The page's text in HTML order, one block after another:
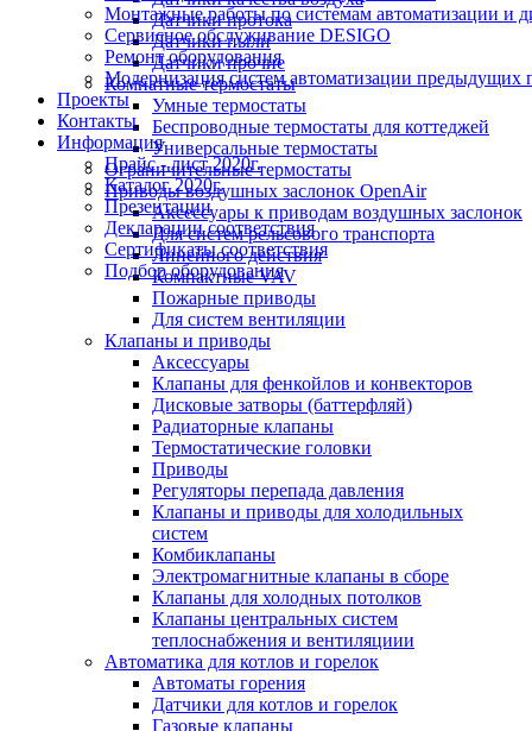
Монтажные работы по системам автоматизации и
Сервисное обслуживание DESIGO
Ремонт оборудования
Модернизация систем автоматизации
Проекты
Контакты
Информация
Прайс - лист 2020г.
Каталог 2020г.
Презентации
Декларации соответствия
Сертификаты соответствия
Подбор оборудования
Датчики протока
Датчики пыли
Датчики прочие
Комнатные термостаты
Умные термостаты
Беспроводные термостаты для коттеджей
Универсальные термостаты
Ограничительные термостаты
Приводы воздушных заслонок OpenAir
Аксессуары к приводам воздушных заслонок
Для систем рельсового транспорта
Линейного действия
Компактные VAV
Пожарные приводы
Для систем вентиляции
Клапаны и приводы
Аксессуары
Клапаны для фенкойлов и конвекторов
Дисковые затворы (баттерфляй)
Радиаторные клапаны
Термостатические головки
Приводы
Регуляторы перепада давления
Клапаны и приводы для холодильных
систем
Комбиклапаны
Электромагнитные клапаны в сборе
Клапаны для холодных потолков
Клапаны центральных систем
теплоснабжения и вентиляциии
Автоматика для котлов и горелок
Автоматы горения
Датчики для котлов и горелок
Газовые клапаны